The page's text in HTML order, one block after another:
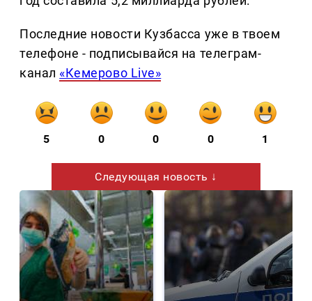
Последние новости Кузбасса уже в твоем
телефоне - подписывайся на телеграм-
канал «Кемерово Live»
5 0 0 0 1
Следующая новость ↓